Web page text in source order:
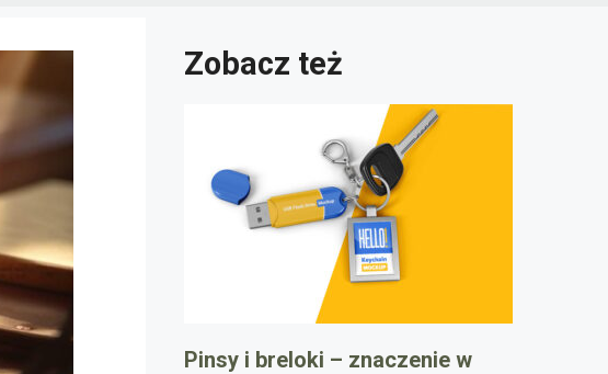
Zobacz też
Pinsy i breloki – znaczenie w